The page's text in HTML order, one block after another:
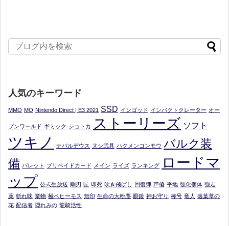
人気のキーワード
MMO MO Nintendo Direct | E3 2021 SSD インゴッド インパクトクレーター オー
プンワールド ギミック ショトカ ストーリーズ ソフト
ツキノ ナバルデウス ヌシ武具 ハクメンコンモウ バルク装
備 パレット プリペイドカード メイン ライズ ランキング
ロードマ
ップ 公式生放送 剛刃 匠 即死 吹き飛ばし 回復弾 声優 平地 強化個体 強走
薬 斬れ味 業物 極ベヒーモス 無印 生命の大粉塵 眼鏡 神お守り 称号 竜人 落葉草の
花 配信者 隠れみの 龍騎活性